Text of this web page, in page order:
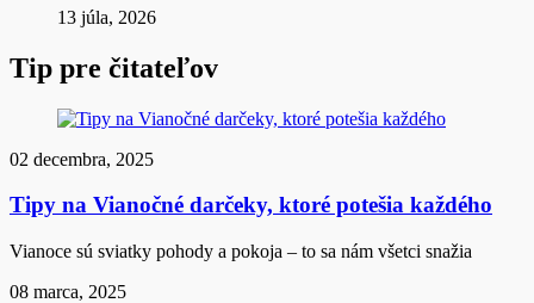
13 júla, 2026
Tip pre čitateľov
02 decembra, 2025
Tipy na Vianočné darčeky, ktoré potešia každého
Vianoce sú sviatky pohody a pokoja – to sa nám všetci snažia
08 marca, 2025